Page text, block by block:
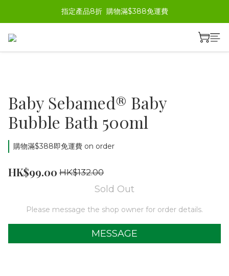
指定產品8折  購物滿$388免運費
Baby Sebamed® Baby
Bubble Bath 500ml
購物滿$388即免運費 on order
HK$99.00 HK$132.00
Sold Out
Please message the shop owner for order details.
MESSAGE